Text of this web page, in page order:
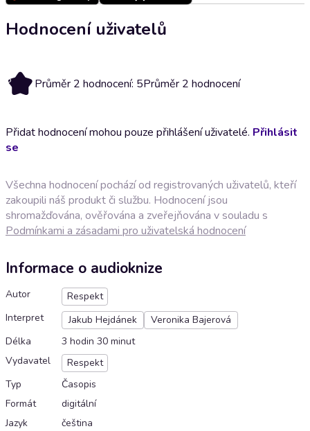
Hodnocení uživatelů
5 Průměr 2 hodnocení: 5Průměr 2 hodnocení
Přidat hodnocení mohou pouze přihlášení uživatelé. Přihlásit
se
Všechna hodnocení pochází od registrovaných uživatelů, kteří
zakoupili náš produkt či službu. Hodnocení jsou
shromažďována, ověřována a zveřejňována v souladu s
Podmínkami a zásadami pro uživatelská hodnocení
Informace o audioknize
Autor
Respekt
Interpret
Jakub Hejdánek
Veronika Bajerová
Délka
3 hodin 30 minut
Vydavatel
Respekt
Typ
Časopis
Formát
digitální
Jazyk
čeština